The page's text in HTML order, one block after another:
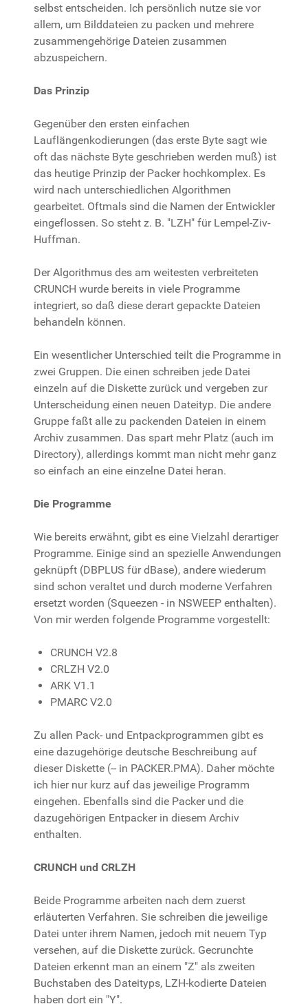
selbst entscheiden. Ich persönlich nutze sie vor
allem, um Bilddateien zu packen und mehrere
zusammengehörige Dateien zusammen
abzuspeichern.
Das Prinzip
Gegenüber den ersten einfachen
Lauflängenkodierungen (das erste Byte sagt wie
oft das nächste Byte geschrieben werden muß) ist
das heutige Prinzip der Packer hochkomplex. Es
wird nach unterschiedlichen Algorithmen
gearbeitet. Oftmals sind die Namen der Entwickler
eingeflossen. So steht z. B. "LZH" für Lempel-Ziv-
Huffman.
Der Algorithmus des am weitesten verbreiteten
CRUNCH wurde bereits in viele Programme
integriert, so daß diese derart gepackte Dateien
behandeln können.
Ein wesentlicher Unterschied teilt die Programme in
zwei Gruppen. Die einen schreiben jede Datei
einzeln auf die Diskette zurück und vergeben zur
Unterscheidung einen neuen Dateityp. Die andere
Gruppe faßt alle zu packenden Dateien in einem
Archiv zusammen. Das spart mehr Platz (auch im
Directory), allerdings kommt man nicht mehr ganz
so einfach an eine einzelne Datei heran.
Die Programme
Wie bereits erwähnt, gibt es eine Vielzahl derartiger
Programme. Einige sind an spezielle Anwendungen
geknüpft (DBPLUS für dBase), andere wiederum
sind schon veraltet und durch moderne Verfahren
ersetzt worden (Squeezen - in NSWEEP enthalten).
Von mir werden folgende Programme vorgestellt:
CRUNCH V2.8
CRLZH V2.0
ARK V1.1
PMARC V2.0
Zu allen Pack- und Entpackprogrammen gibt es
eine dazugehörige deutsche Beschreibung auf
dieser Diskette (-- in PACKER.PMA). Daher möchte
ich hier nur kurz auf das jeweilige Programm
eingehen. Ebenfalls sind die Packer und die
dazugehörigen Entpacker in diesem Archiv
enthalten.
CRUNCH und CRLZH
Beide Programme arbeiten nach dem zuerst
erläuterten Verfahren. Sie schreiben die jeweilige
Datei unter ihrem Namen, jedoch mit neuem Typ
versehen, auf die Diskette zurück. Gecrunchte
Dateien erkennt man an einem "Z" als zweiten
Buchstaben des Dateityps, LZH-kodierte Dateien
haben dort ein "Y".